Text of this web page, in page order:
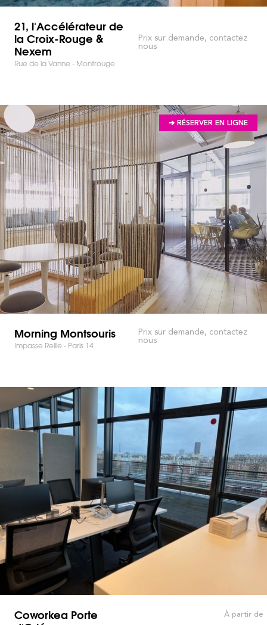
21, l'Accélérateur de
la Croix-Rouge &
Nexem
Rue de la Vanne - Montrouge
Prix sur demande, contactez
nous
➔ RÉSERVER EN LIGNE
Morning Montsouris
Impasse Reille - Paris 14
Prix sur demande, contactez
nous
Coworkea Porte À partir de